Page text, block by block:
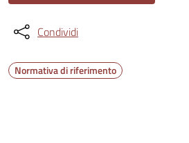
Condividi
Normativa di riferimento